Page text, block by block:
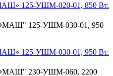
125-УШМ-020-01, 850 Вт.
125-УШМ-030-01, 950 Вт.